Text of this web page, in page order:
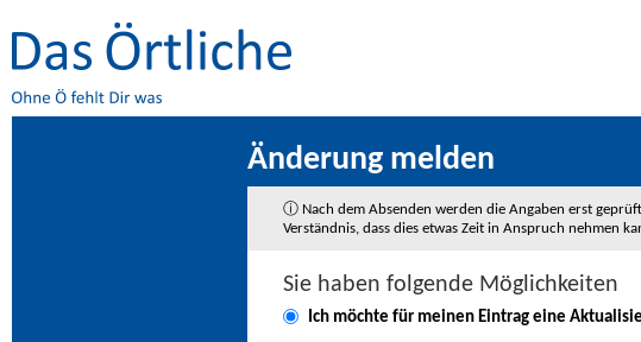
Änderung melden
ⓘ Nach dem Absenden werden die Angaben erst
Verständnis, dass dies etwas Zeit in Anspruch nehmen
Sie haben folgende Möglichkeiten
Ich möchte für meinen Eintrag eine